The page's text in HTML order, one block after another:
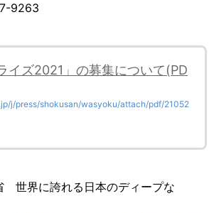
9263
イズ2021」の募集について(PD
j/press/shokusan/wasyoku/attach/pdf/21052
世界に誇れる日本のディープな